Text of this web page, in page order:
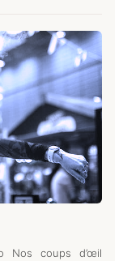
Nos coups d’œil